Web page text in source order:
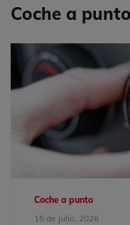
Coche a punto
Coche a punto
15 de julio, 2026